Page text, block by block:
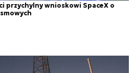
przychylny wnioskowi SpaceX o